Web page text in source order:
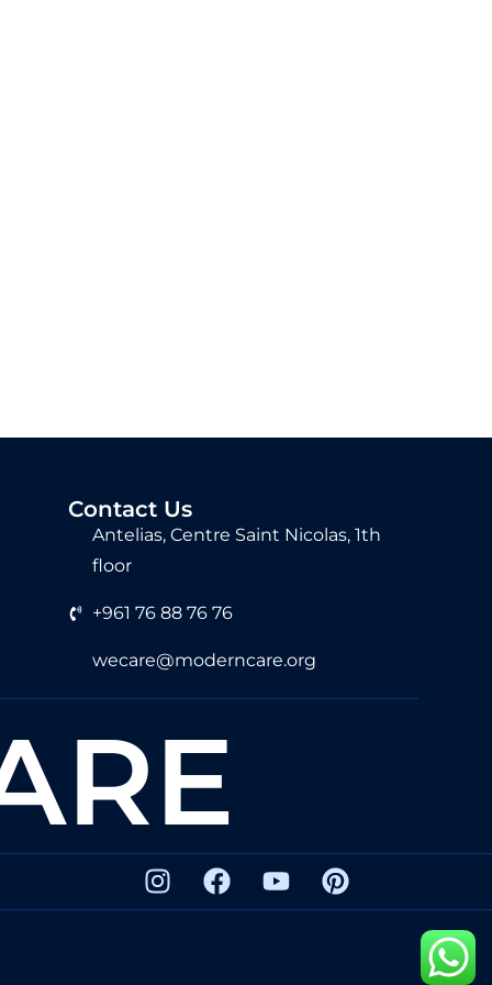
Contact Us
Antelias, Centre Saint Nicolas, 1th
floor
+961 76 88 76 76
wecare@moderncare.org